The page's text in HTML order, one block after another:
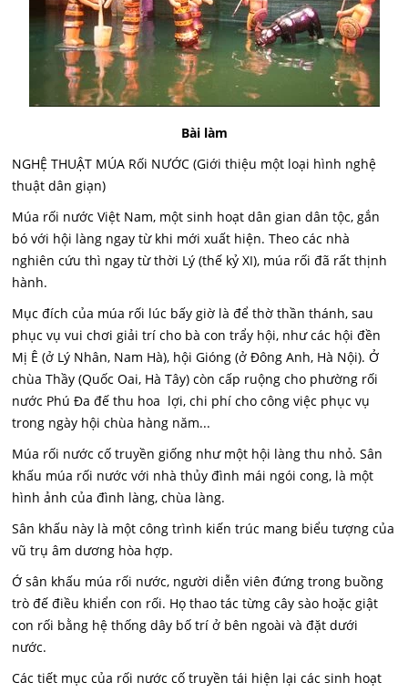
Bài làm
NGHỆ THUẬT MÚA Rối NƯỚC (Giới thiệu một loại hình nghệ
thuật dân giạn)
Múa rối nước Việt Nam, một sinh hoạt dân gian dân tộc, gắn
bó với hội làng ngay từ khi mới xuất hiện. Theo các nhà
nghiên cứu thì ngay từ thời Lý (thế kỷ XI), múa rối đã rất thịnh
hành.
Mục đích của múa rối lúc bấy giờ là để thờ thần thánh, sau
phục vụ vui chơi giải trí cho bà con trẩy hội, như các hội đền
Mị Ê (ở Lý Nhân, Nam Hà), hội Gióng (ở Đông Anh, Hà Nội). Ở
chùa Thầy (Quốc Oai, Hà Tây) còn cấp ruộng cho phường rối
nước Phú Đa đế thu hoa lợi, chi phí cho công việc phục vụ
trong ngày hội chùa hàng năm...
Múa rối nước cố truyền giống như một hội làng thu nhỏ. Sân
khấu múa rối nước với nhà thủy đình mái ngói cong, là một
hình ảnh của đình làng, chùa làng.
Sân khấu này là một công trình kiến trúc mang biểu tượng của
vũ trụ âm dương hòa hợp.
Ớ sân khấu múa rối nước, người diễn viên đứng trong buồng
trò đế điều khiển con rối. Họ thao tác từng cây sào hoặc giật
con rối bằng hệ thống dây bố trí ở bên ngoài và đặt dưới
nước.
Các tiết mục của rối nước cố truyền tái hiện lại các sinh hoạt